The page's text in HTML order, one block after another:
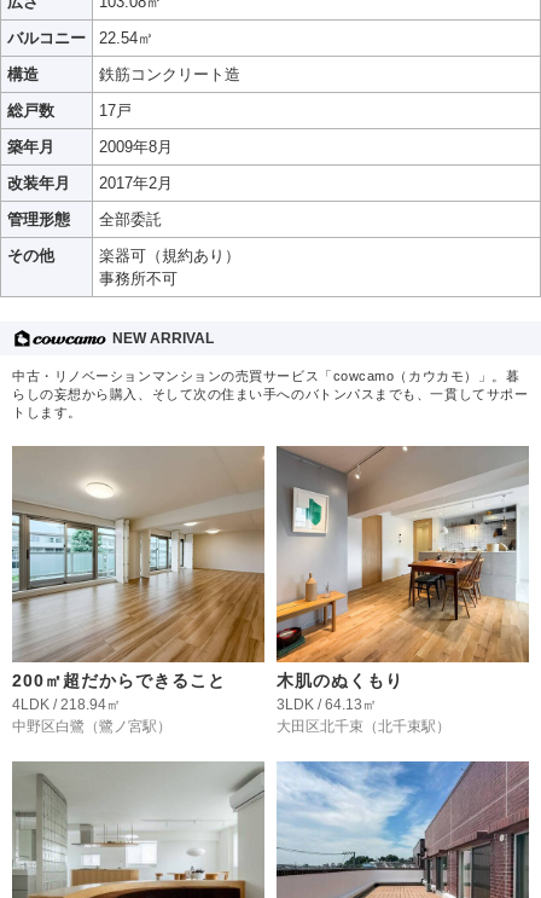
バルコニー
22.54㎡
構造
鉄筋コンクリート造
総戸数
17戸
築年月
2009年8月
改装年月
2017年2月
管理形態
全部委託
その他
楽器可（規約あり）
事務所不可
NEW ARRIVAL
中古・リノベーションマンションの売買サービス「cowcamo（カウカモ）」。暮
らしの妄想から購入、そして次の住まい手へのバトンパスまでも、一貫してサポー
トします。
200㎡超だからできること
4LDK / 218.94㎡
中野区白鷺 （鷺ノ宮駅）
木肌のぬくもり
3LDK / 64.13㎡
大田区北千束 （北千束駅）